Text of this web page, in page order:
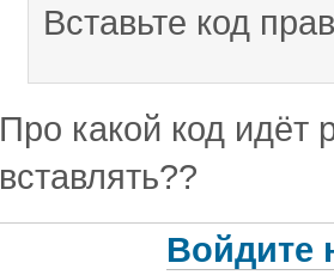
Вставьте код
Про какой код идёт
вставлять??
Войдите